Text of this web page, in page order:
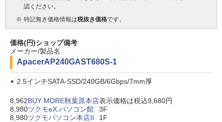
認ください。
※ 特記無き価格情報は税抜き価格です。
価格(円)ショップ備考
メーカー/製品名
ApacerAP240GAST680S-1
2.5インチSATA-SSD/240GB/6Gbps/7mm厚
8,962BUY MORE秋葉原本店表示価格は税込9,680円
8,980ツクモeX.パソコン館
3F
8,980ツクモパソコン本店II 1F